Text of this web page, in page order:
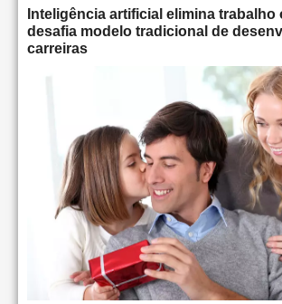
Inteligência artificial elimina trabalho
desafia modelo tradicional de
carreiras